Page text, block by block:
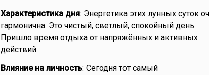
Характеристика дня: Энергетика этих лунных суток
гармонична. Это чистый, светлый, спокойный день.
Пришло время отдыха от напряжённых и активных
действий.
Влияние на личность: Сегодня тот самый